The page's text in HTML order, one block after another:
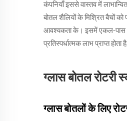
कंपनियाँ इससे वास्तव में
बोतल शैलियों के मिश्रित बैचों को
आवश्यकता के। इसमें एकल-पास
प्रतिस्पर्धात्मक लाभ प्राप्त
ग्लास बोतल रोटरी
ग्लास बोतलों के लिए